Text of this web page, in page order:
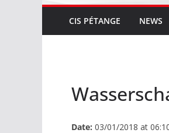
CIS PÉTANGE NEWS
Date: 03/01/2018 at